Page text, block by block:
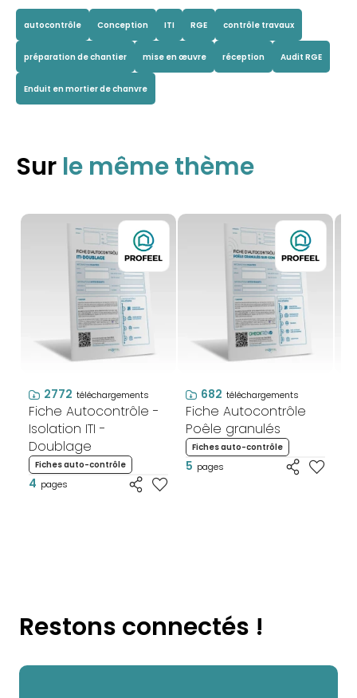
autocontrôle Conception ITI RGE contrôle travaux
préparation de chantier mise en œuvre réception Audit RGE
Enduit en mortier de chanvre
Sur le même thème
2772 téléchargements
Fiche Autocontrôle -
Isolation ITI -
Doublage
Fiches auto-contrôle
4 pages
682 téléchargements
Fiche Autocontrôle
Poêle granulés
Fiches auto-contrôle
5 pages
Restons connectés !